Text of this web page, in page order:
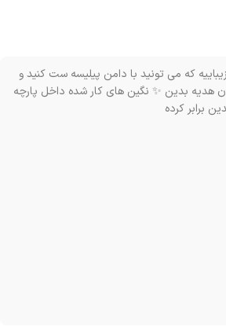
که می تونید با دامن پیلیسه ست کنید و
هدیه بدین ✨‌ نگین های کار شده داخل پارچه
برابر کرده